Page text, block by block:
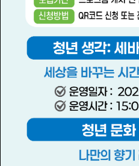
고용센터
공지사항
안내
전북지역 취업정보